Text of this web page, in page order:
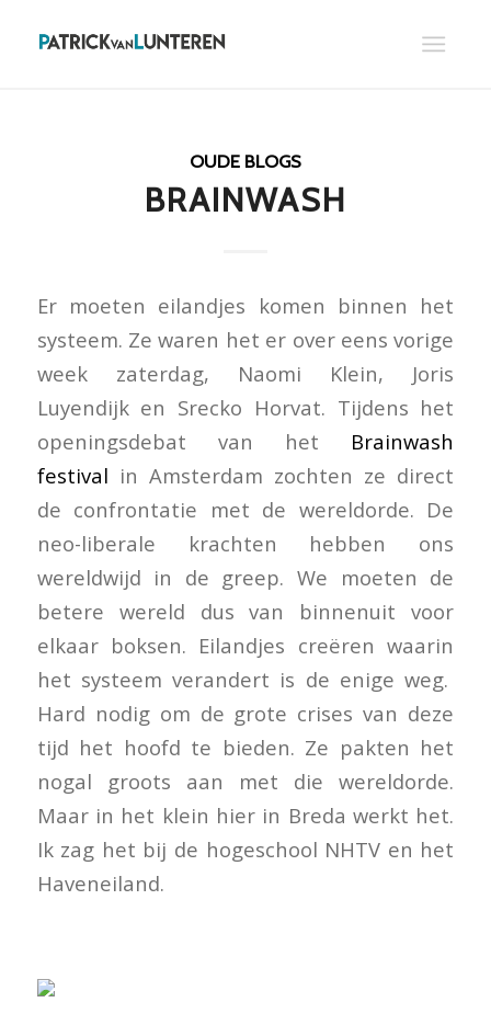
OUDE BLOGS
BRAINWASH
Er moeten eilandjes komen binnen het
systeem. Ze waren het er over eens vorige
week zaterdag, Naomi Klein, Joris
Luyendijk en Srecko Horvat. Tijdens het
openingsdebat van het Brainwash
festival in Amsterdam zochten ze direct
de confrontatie met de wereldorde. De
neo-liberale krachten hebben ons
wereldwijd in de greep. We moeten de
betere wereld dus van binnenuit voor
elkaar boksen. Eilandjes creëren waarin
het systeem verandert is de enige weg.
Hard nodig om de grote crises van deze
tijd het hoofd te bieden. Ze pakten het
nogal groots aan met die wereldorde.
Maar in het klein hier in Breda werkt het.
Ik zag het bij de hogeschool NHTV en het
Haveneiland.